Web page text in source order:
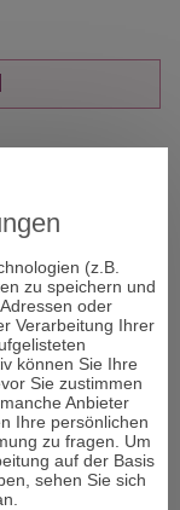
in die Seele -
wie
Weiterentwicklun…
(z.B.
zu speichern und
oder
Verarbeitung Ihrer
können Sie Ihre
Sie zustimmen
Anbieter
Ihre persönlichen
zu fragen. Um
auf der Basis
sehen Sie sich